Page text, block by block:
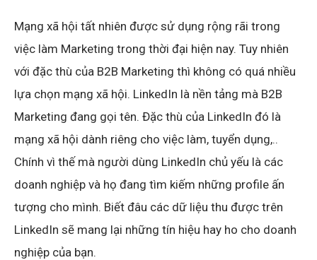
Mạng xã hội tất nhiên được sử dụng rộng rãi trong
việc làm Marketing trong thời đại hiện nay. Tuy nhiên
với đặc thù của B2B Marketing thì không có quá nhiều
lựa chọn mạng xã hội. LinkedIn là nền tảng mà B2B
Marketing đang gọi tên. Đặc thù của LinkedIn đó là
mạng xã hội dành riêng cho việc làm, tuyển dụng,..
Chính vì thế mà người dùng LinkedIn chủ yếu là các
doanh nghiệp và họ đang tìm kiếm những profile ấn
tượng cho mình. Biết đâu các dữ liệu thu được trên
LinkedIn sẽ mang lại những tín hiệu hay ho cho doanh
nghiệp của bạn.